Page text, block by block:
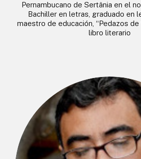
Pernambucano de Sertânia en el
Bachiller en letras, graduado en
maestro de educación, “Pedazos de
libro literario